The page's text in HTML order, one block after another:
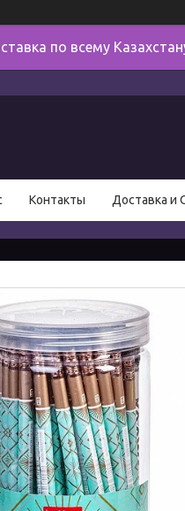
по всему
Контакты Доставка и